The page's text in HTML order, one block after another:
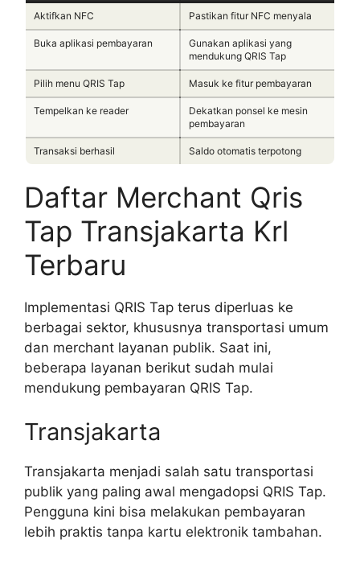
Aktifkan NFC Pastikan fitur NFC menyala
Buka aplikasi pembayaran
Gunakan aplikasi yang
mendukung QRIS Tap
Pilih menu QRIS Tap Masuk ke fitur pembayaran
Tempelkan ke reader
Dekatkan ponsel ke mesin
pembayaran
Transaksi berhasil Saldo otomatis terpotong
Daftar Merchant Qris
Tap Transjakarta Krl
Terbaru
Implementasi QRIS Tap terus diperluas ke
berbagai sektor, khususnya transportasi umum
dan merchant layanan publik. Saat ini,
beberapa layanan berikut sudah mulai
mendukung pembayaran QRIS Tap.
Transjakarta
Transjakarta menjadi salah satu transportasi
publik yang paling awal mengadopsi QRIS Tap.
Pengguna kini bisa melakukan pembayaran
lebih praktis tanpa kartu elektronik tambahan.